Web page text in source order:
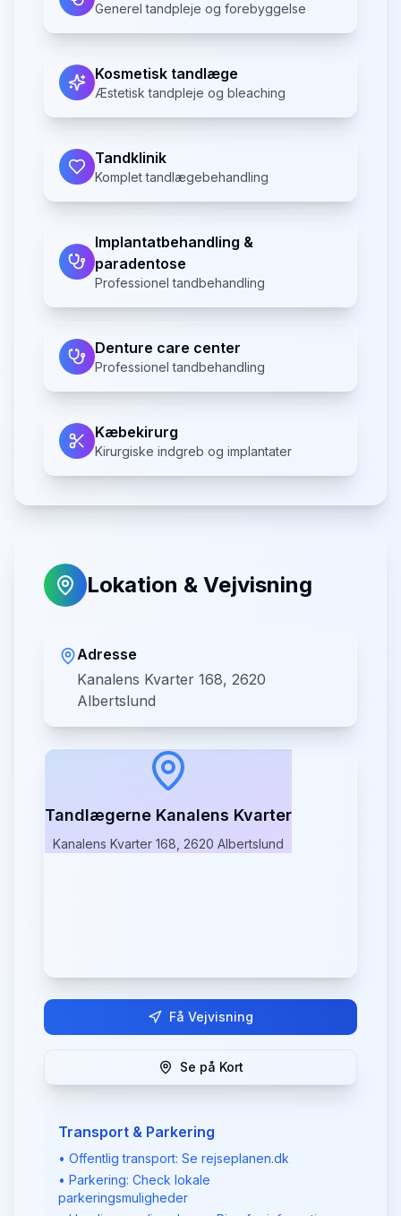
Generel tandpleje og forebyggelse
Kosmetisk tandlæge
Æstetisk tandpleje og bleaching
Tandklinik
Komplet tandlægebehandling
Implantatbehandling &
paradentose
Professionel tandbehandling
Denture care center
Professionel tandbehandling
Kæbekirurg
Kirurgiske indgreb og implantater
Lokation & Vejvisning
Adresse
Kanalens Kvarter 168, 2620
Albertslund
Tandlægerne Kanalens Kvarter
Kanalens Kvarter 168, 2620 Albertslund
Få Vejvisning
Se på Kort
Transport & Parkering
• Offentlig transport: Se rejseplanen.dk
• Parkering: Check lokale
parkeringsmuligheder